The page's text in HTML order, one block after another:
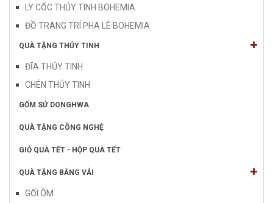
LY CỐC THỦY TINH BOHEMIA
ĐỒ TRANG TRÍ PHA LÊ BOHEMIA
QUÀ TẶNG THỦY TINH
ĐĨA THỦY TINH
CHÉN THỦY TINH
GỐM SỨ DONGHWA
QUÀ TẶNG CÔNG NGHỆ
GIỎ QUÀ TẾT - HỘP QUÀ TẾT
QUÀ TẶNG BẰNG VẢI
GỐI ÔM